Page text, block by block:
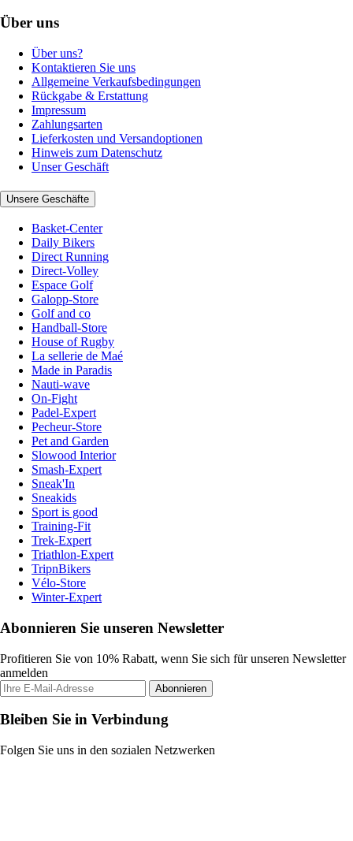
Über uns
Über uns?
Kontaktieren Sie uns
Allgemeine Verkaufsbedingungen
Rückgabe & Erstattung
Impressum
Zahlungsarten
Lieferkosten und Versandoptionen
Hinweis zum Datenschutz
Unser Geschäft
Unsere Geschäfte
Basket-Center
Daily Bikers
Direct Running
Direct-Volley
Espace Golf
Galopp-Store
Golf and co
Handball-Store
House of Rugby
La sellerie de Maé
Made in Paradis
Nauti-wave
On-Fight
Padel-Expert
Pecheur-Store
Pet and Garden
Slowood Interior
Smash-Expert
Sneak'In
Sneakids
Sport is good
Training-Fit
Trek-Expert
Triathlon-Expert
TripnBikers
Vélo-Store
Winter-Expert
Abonnieren Sie unseren Newsletter
Profitieren Sie von 10% Rabatt, wenn Sie sich für unseren Newsletter
anmelden
Abonnieren
Bleiben Sie in Verbindung
Folgen Sie uns in den sozialen Netzwerken